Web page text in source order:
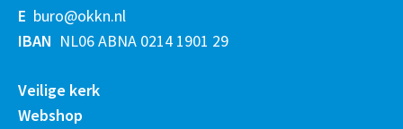
E buro@okkn.nl
IBAN NL06 ABNA 0214 1901 29
Veilige kerk
Webshop